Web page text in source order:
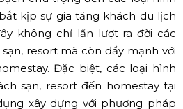
kịp sự gia tăng khách du lịch
không chỉ lần lượt ra đời các
resort mà còn đẩy mạnh với
Đặc biệt, các loại hình
sạn, resort đến homestay tại
xây dựng với phương pháp